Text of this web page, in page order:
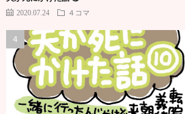
2020.07.24 ４コマ